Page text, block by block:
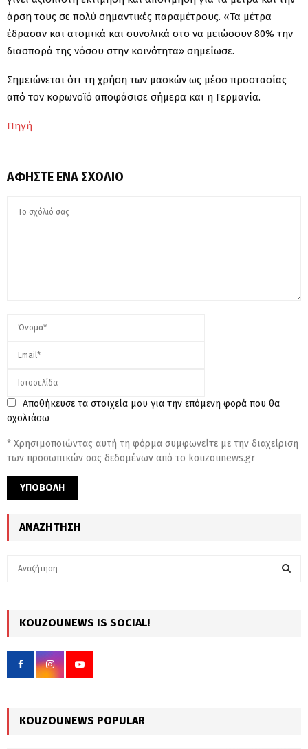
άρση τους σε πολύ σημαντικές παραμέτρους. «Τα μέτρα
έδρασαν και ατομικά και συνολικά στο να μειώσουν 80% την
διασπορά της νόσου στην κοινότητα» σημείωσε.
Σημειώνεται ότι τη χρήση των μασκών ως μέσο προστασίας
από τον κορωνοϊό αποφάσισε σήμερα και η Γερμανία.
Πηγή
ΑΦΉΣΤΕ ΈΝΑ ΣΧΌΛΙΟ
Αποθήκευσε τα στοιχεία μου για την επόμενη φορά που θα
σχολιάσω
* Χρησιμοποιώντας αυτή τη φόρμα συμφωνείτε με την διαχείριση
των προσωπικών σας δεδομένων από το kouzounews.gr
ΑΝΑΖΉΤΗΣΗ
h
f
r
KOUZOUNEWS IS SOCIAL!
KOUZOUNEWS POPULAR